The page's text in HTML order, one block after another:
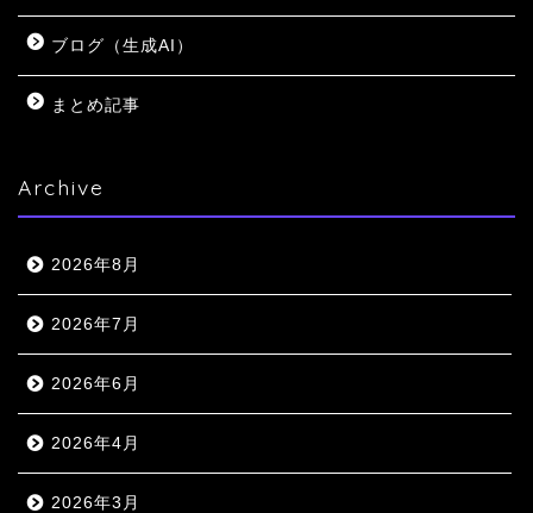
ブログ（生成AI）
まとめ記事
Archive
2026年8月
2026年7月
2026年6月
2026年4月
2026年3月